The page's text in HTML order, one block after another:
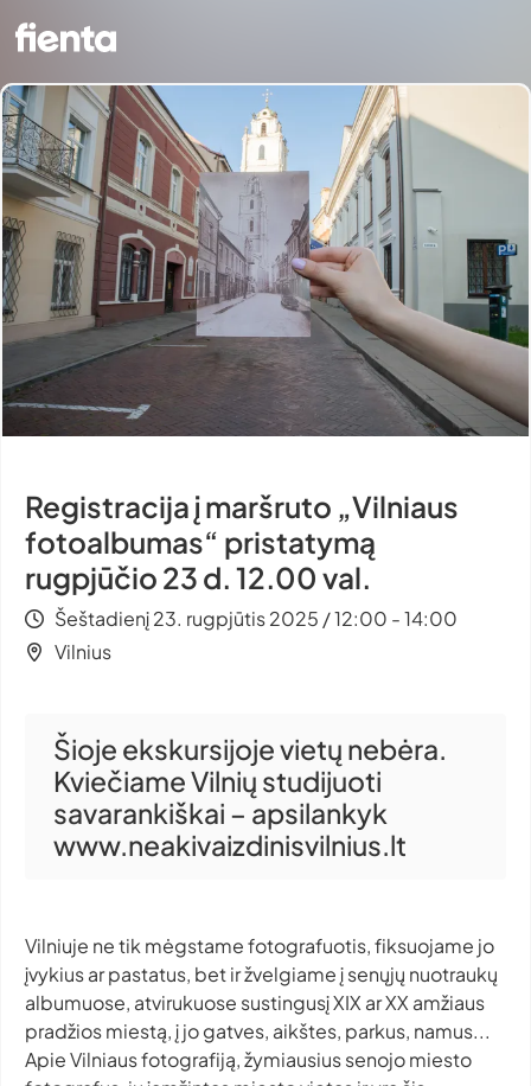
Registracija į maršruto „Vilniaus
fotoalbumas“ pristatymą
rugpjūčio 23 d. 12.00 val.
Šeštadienį 23. rugpjūtis 2025 / 12:00 - 14:00
Vilnius
Šioje ekskursijoje vietų nebėra.
Kviečiame Vilnių studijuoti
savarankiškai – apsilankyk
www.neakivaizdinisvilnius.lt
Vilniuje ne tik mėgstame fotografuotis, fiksuojame jo
įvykius ar pastatus, bet ir žvelgiame į senųjų nuotraukų
albumuose, atvirukuose sustingusį XIX ar XX amžiaus
pradžios miestą, į jo gatves, aikštes, parkus, namus...
Apie Vilniaus fotografiją, žymiausius senojo miesto